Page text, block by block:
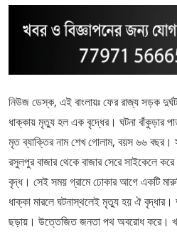
নিউজ ডেস্ক, এই বাংলায়ঃ ফের রাজ্য সড়ক
ধাক্কায় মৃত্যু হল এক বৃদ্ধের। ঘটনা বাঁকুড়ার
মৃত ব্যাক্তির নাম শেখ গোলাম, বয়স ৬৬ বছর।
রসুলপুর বাজার থেকে বাজার সেরে সাইকেলে করে
বৃদ্ধ। সেই সময় গ্রামে ঢোকার আগে একটি
ধাক্কা মারলে ঘটনাস্থলেই মৃত্যু হয় ঐ বৃদ্ধার।
ছড়ায়। উত্তেজিত জনতা পথ অবরোধ করে।